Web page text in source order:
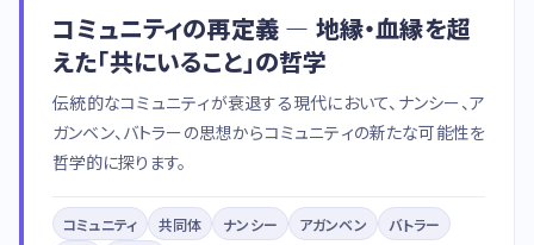
コミュニティの再定義 — 地縁・血縁を超
えた「共にいること」の哲学
伝統的なコミュニティが衰退する現代において、ナンシー、ア
ガンベン、バトラーの思想からコミュニティの新たな可能性を
哲学的に探ります。
コミュニティ 共同体 ナンシー アガンベン
バトラー